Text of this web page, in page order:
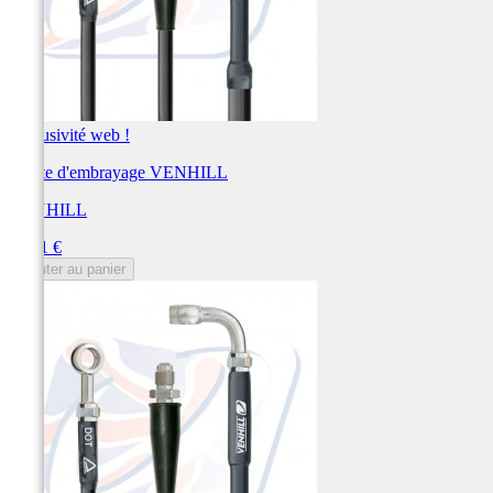
Exclusivité web !
Durite d'embrayage VENHILL
VENHILL
89,01 €
Ajouter au panier